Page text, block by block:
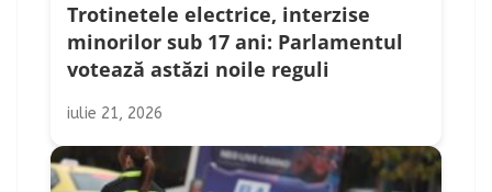
Trotinetele electrice, interzise
minorilor sub 17 ani: Parlamentul
votează astăzi noile reguli
iulie 21, 2026